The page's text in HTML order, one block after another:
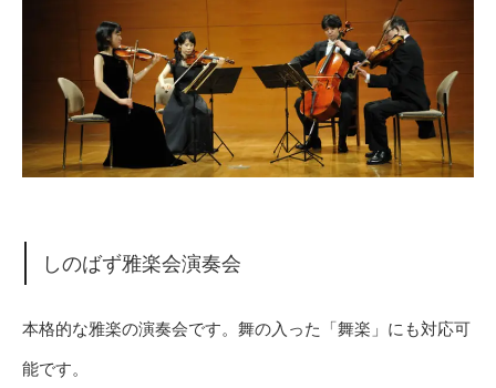
しのばず雅楽会演奏会
本格的な雅楽の演奏会です。舞の入った「舞楽」にも対応可
能です。